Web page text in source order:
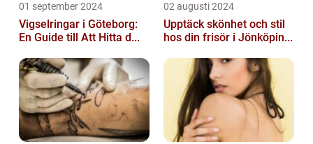
01 september 2024
Vigselringar i Göteborg:
En Guide till Att Hitta d...
02 augusti 2024
Upptäck skönhet och stil
hos din frisör i Jönköpin...